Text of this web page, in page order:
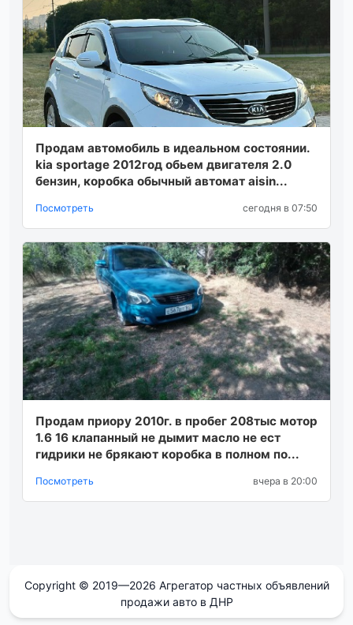
Продам автомобиль в идеальном состоянии.
kia sportage 2012год обьем двигателя 2.0
бензин, коробка обычный автомат aisin...
Посмотреть сегодня в 07:50
Продам приору 2010г. в пробег 208тыс мотор
1.6 16 клапанный не дымит масло не ест
гидрики не брякают коробка в полном по...
Посмотреть вчера в 20:00
Copyright © 2019—2026 Агрегатор частных объявлений
продажи авто в ДНР